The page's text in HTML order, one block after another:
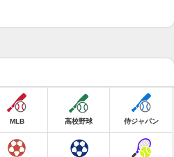
MLB 高校野球 侍ジャパン